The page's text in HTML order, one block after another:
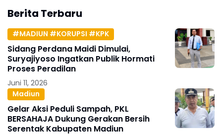
Berita Terbaru
#MADIUN #KORUPSI #KPK
Sidang Perdana Maidi Dimulai,
Suryajiyoso Ingatkan Publik Hormati
Proses Peradilan
Juni 11, 2026
Madiun
Gelar Aksi Peduli Sampah, PKL
BERSAHAJA Dukung Gerakan Bersih
Serentak Kabupaten Madiun